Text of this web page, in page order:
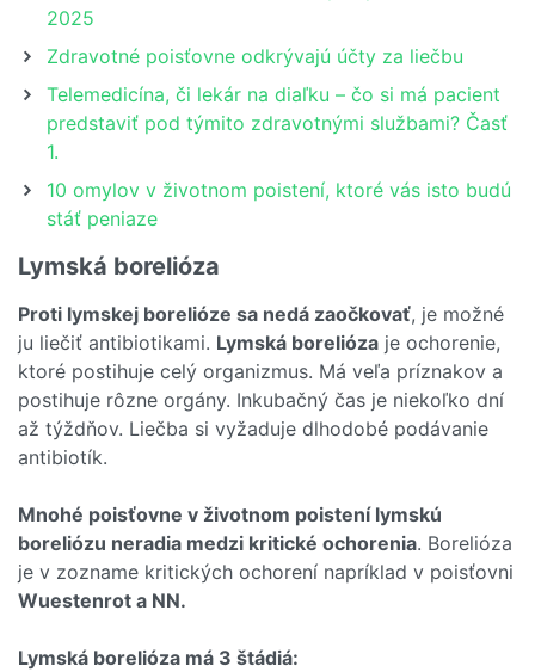
2025
Zdravotné poisťovne odkrývajú účty za liečbu
Telemedicína, či lekár na diaľku – čo si má pacient
predstaviť pod týmito zdravotnými službami? Časť
1.
10 omylov v životnom poistení, ktoré vás isto budú
stáť peniaze
Lymská borelióza
Proti lymskej borelióze sa nedá zaočkovať, je možné
ju liečiť antibiotikami. Lymská borelióza je ochorenie,
ktoré postihuje celý organizmus. Má veľa príznakov a
postihuje rôzne orgány. Inkubačný čas je niekoľko dní
až týždňov. Liečba si vyžaduje dlhodobé podávanie
antibiotík.
Mnohé poisťovne v životnom poistení lymskú
boreliózu neradia medzi kritické ochorenia. Borelióza
je v zozname kritických ochorení napríklad v poisťovni
Wuestenrot a NN.
Lymská borelióza má 3 štádiá: